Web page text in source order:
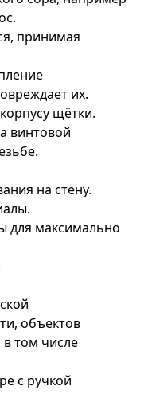
принимая
их.
щётки.
винтовой
на стену.
для максимально
объектов
в том числе
с ручкой